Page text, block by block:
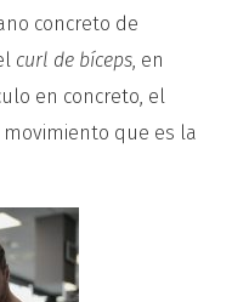
concreto de
curl de bíceps, en
en concreto, el
que es la